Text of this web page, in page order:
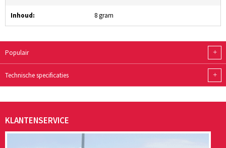
Inhoud: 8 gram
Populair +
Technische specificaties +
KLANTENSERVICE